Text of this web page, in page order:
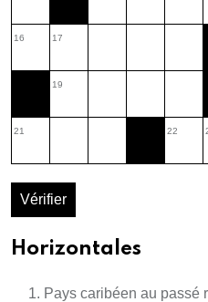
16 17
19
21 22
Vérifier
Horizontales
Pays caribéen au passé